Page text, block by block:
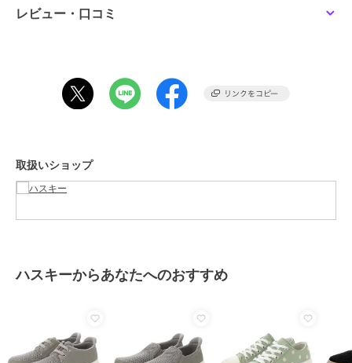
ショップ ハスキー
カラー BLUE、WHITE、NAVY
商品のお取り扱い方法
レビュー・口コミ
取扱いショップ
ハスキーからあなたへのおすすめ